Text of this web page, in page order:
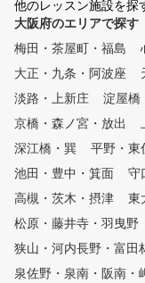
いただけるように、
格と、安心の定額料
そうでなかった「レ
放題」を実現してお
ゴルフの上達を目指
入会を、心よりお待
していただき、ぜひ
を達成してください
教え方で定評がある
球選手 近田豊年プロ
ンも受けられます。
一同、全力でサポー
他のレッスン施設を探
大阪府のエリアで探す
梅田・茶屋町・福島
大正・九条・阿波座
淡路・上新庄
淀屋橋
京橋・森ノ宮・放出
深江橋・巽
平野・東
池田・豊中・箕面
守
高槻・茨木・摂津
東
松原・藤井寺・羽曳野
狭山・河内長野・富田
泉佐野・泉南・阪南・